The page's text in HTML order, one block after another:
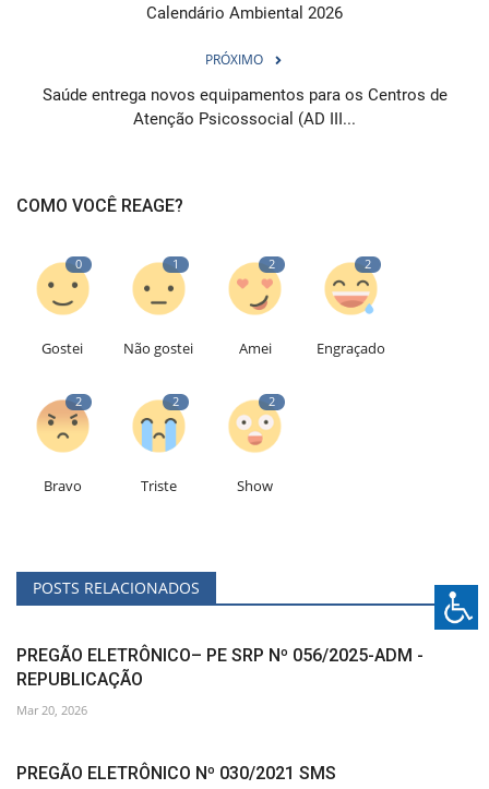
Calendário Ambiental 2026
PRÓXIMO
Saúde entrega novos equipamentos para os Centros de
Atenção Psicossocial (AD III...
COMO VOCÊ REAGE?
0
Gostei
1
Não gostei
2
Amei
2
Engraçado
2
Bravo
2
Triste
2
Show
POSTS RELACIONADOS
PREGÃO ELETRÔNICO– PE SRP Nº 056/2025-ADM -
REPUBLICAÇÃO
Mar 20, 2026
PREGÃO ELETRÔNICO Nº 030/2021 SMS